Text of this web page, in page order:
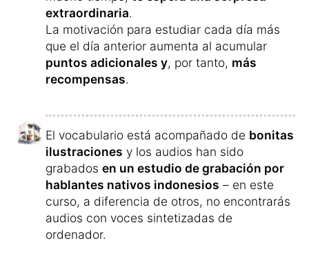
iniciar el ejercicio de repaso: «repetición de
las palabras que hoy has fallado».
En esta práctica escuchas el vocabulario
que no has acertado, en español y
indonesio, y lo puedes repetir las veces que
Gracias al curso, en poco tiempo podrás
hablar indonesio fluido.
Entenderás todas las palabras yno las
olvidarás nunca.
Te resultará fácil formar oraciones y te